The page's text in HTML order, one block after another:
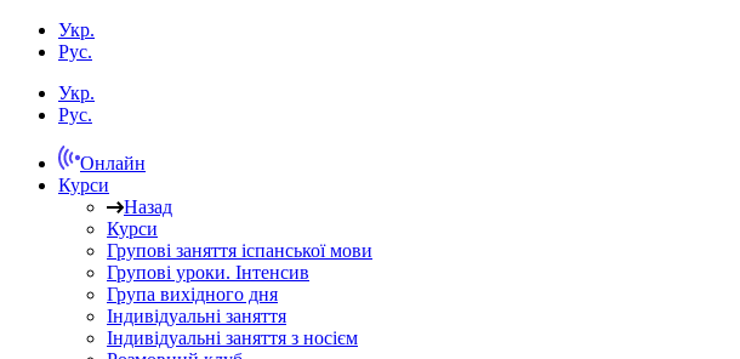
Укр.
Рус.
Укр.
Рус.
Онлайн
Курси
Назад
Курси
Групові заняття іспанської мови
Групові уроки. Інтенсив
Група вихідного дня
Індивідуальні заняття
Індивідуальні заняття з носієм